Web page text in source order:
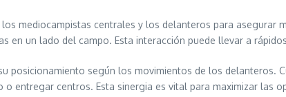
mediocampistas centrales y los delanteros para asegurar
en un lado del campo. Esta interacción puede llevar a
posicionamiento según los movimientos de los delanteros.
entregar centros. Esta sinergia es vital para maximizar las